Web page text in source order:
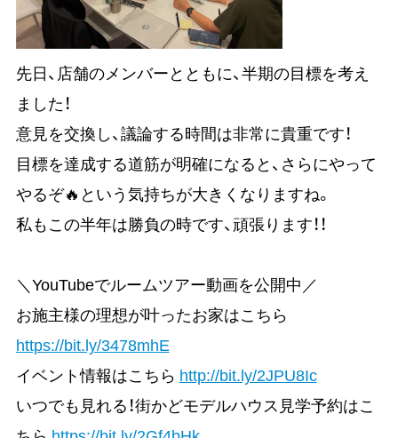
先日、店舗のメンバーとともに、半期の目標を考え
ました！
意見を交換し、議論する時間は非常に貴重です！
目標を達成する道筋が明確になると、さらにやって
やるぞ🔥という気持ちが大きくなりますね。
私もこの半年は勝負の時です、頑張ります！！
＼YouTubeでルームツアー動画を公開中／
お施主様の理想が叶ったお家はこちら
https://bit.ly/3478mhE
イベント情報はこちら http://bit.ly/2JPU8Ic
いつでも見れる！街かどモデルハウス見学予約はこ